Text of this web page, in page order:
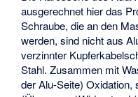
ausgerechnet hier das
Schraube, die an den
werden, sind nicht aus
verzinnter
Stahl. Zusammen mit
der Alu-Seite) Oxidation,